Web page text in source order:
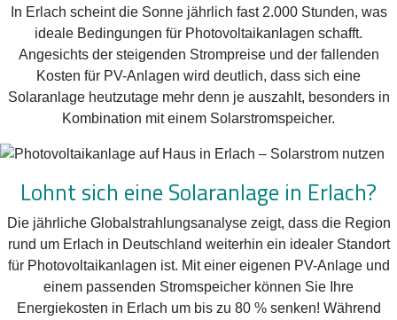
In Erlach scheint die Sonne jährlich fast 2.000 Stunden, was
ideale Bedingungen für Photovoltaikanlagen schafft.
Angesichts der steigenden Strompreise und der fallenden
Kosten für PV-Anlagen wird deutlich, dass sich eine
Solaranlage heutzutage mehr denn je auszahlt, besonders in
Kombination mit einem Solarstromspeicher.
Lohnt sich eine Solaranlage in Erlach?
Die jährliche Globalstrahlungsanalyse zeigt, dass die Region
rund um Erlach in Deutschland weiterhin ein idealer Standort
für Photovoltaikanlagen ist. Mit einer eigenen PV-Anlage und
einem passenden Stromspeicher können Sie Ihre
Energiekosten in Erlach um bis zu 80 % senken! Während